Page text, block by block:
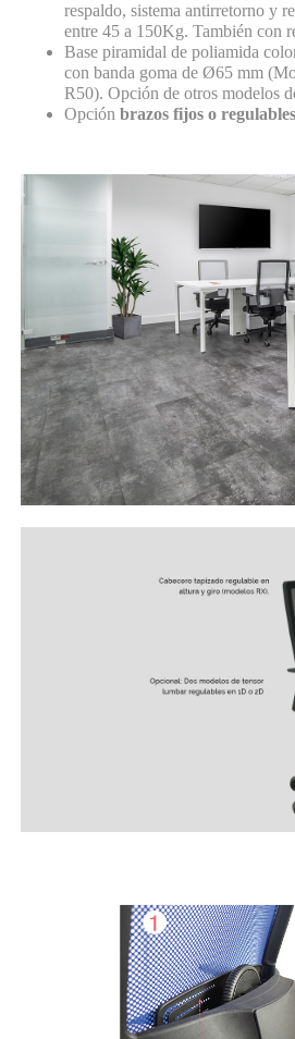
respaldo, sistema antirretorno y
entre 45 a 150Kg. También con
Base piramidal de poliamida
con banda goma de Ø65 mm
R50). Opción de otros modelos
Opción brazos fijos o